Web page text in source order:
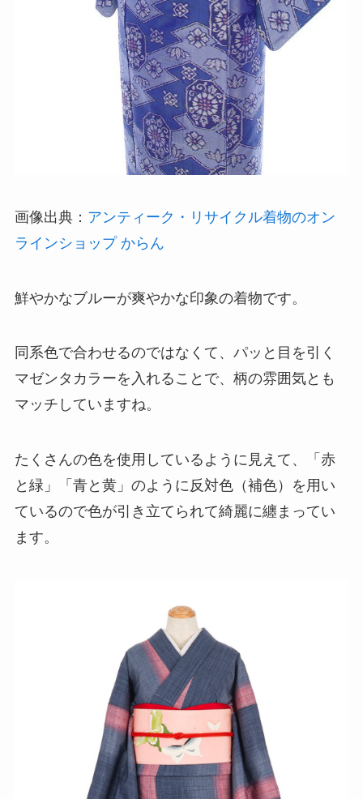
画像出典： アンティーク・リサイクル着物のオン
ラインショップ からん
鮮やかなブルーが爽やかな印象の着物です。
同系色で合わせるのではなくて、パッと目を引く
マゼンタカラーを入れることで、柄の雰囲気とも
マッチしていますね。
たくさんの色を使用しているように見えて、「赤
と緑」「青と黄」のように反対色（補色）を用い
ているので色が引き立てられて綺麗に纏まってい
ます。